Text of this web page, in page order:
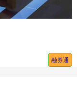
融券通